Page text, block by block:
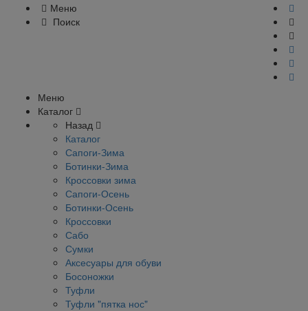
Меню
Поиск
Меню
Каталог
Назад
Каталог
Сапоги-Зима
Ботинки-Зима
Кроссовки зима
Сапоги-Осень
Ботинки-Осень
Кроссовки
Сабо
Сумки
Аксесуары для обуви
Босоножки
Туфли
Туфли "пятка нос"